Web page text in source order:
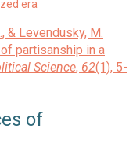
era
& Levendusky, M.
partisanship in a
Science, 62(1), 5-
of